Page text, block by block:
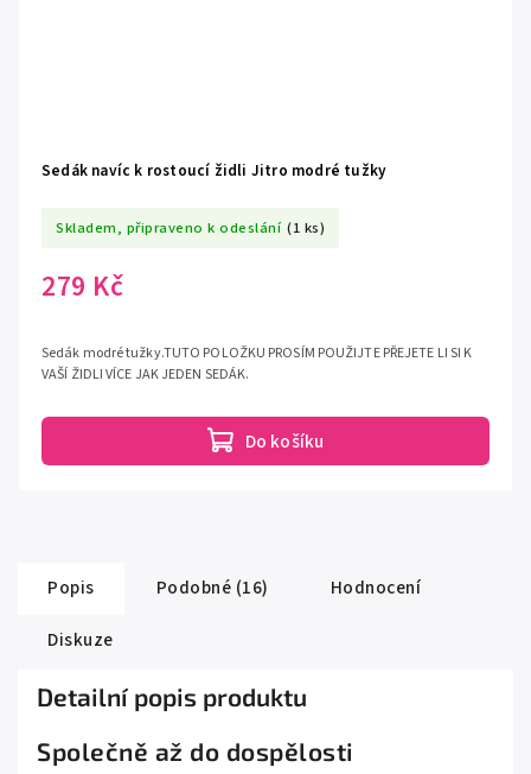
Sedák navíc k rostoucí židli Jitro modré tužky
Skladem, připraveno k odeslání (1 ks)
279 Kč
Do košíku
Sedák modré tužky.TUTO POLOŽKU PROSÍM POUŽIJTE PŘEJETE LI SI K
VAŠÍ ŽIDLI VÍCE JAK JEDEN SEDÁK.
Popis Podobné (16)
Hodnocení
Diskuze
Detailní popis produktu
Společně až do dospělosti